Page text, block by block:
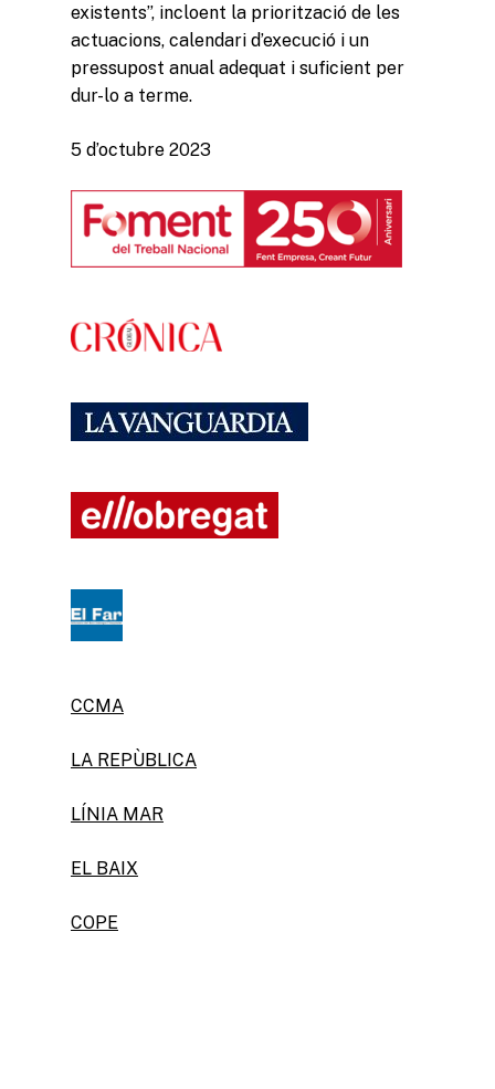
existents”, incloent la priorització de les
actuacions, calendari d’execució i un
pressupost anual adequat i suficient per
dur-lo a terme.
5 d’octubre 2023
CCMA
LA REPÙBLICA
LÍNIA MAR
EL BAIX
COPE
Línies de Treball